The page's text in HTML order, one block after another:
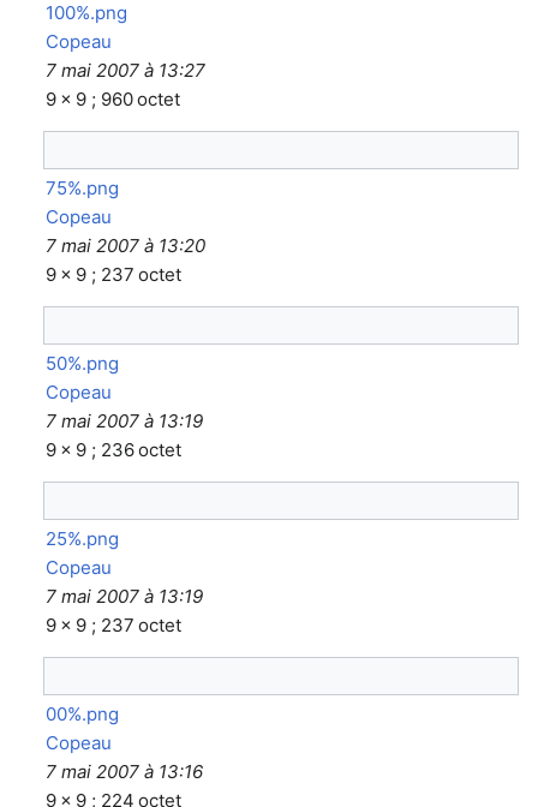
100%.png
Copeau
7 mai 2007 à 13:27
9 × 9 ; 960 octet
75%.png
Copeau
7 mai 2007 à 13:20
9 × 9 ; 237 octet
50%.png
Copeau
7 mai 2007 à 13:19
9 × 9 ; 236 octet
25%.png
Copeau
7 mai 2007 à 13:19
9 × 9 ; 237 octet
00%.png
Copeau
7 mai 2007 à 13:16
9 × 9 ; 224 octet